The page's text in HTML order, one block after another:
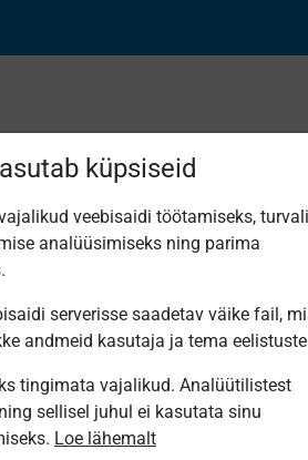
Avita
Русский
язык для 6
Avita
Русский
язык для 6
küpsiseid
veebisaidi töötamiseks,
analüüsimiseks ning parima
serverisse saadetav väike fail,
andmeid kasutaja ja tema
tingimata vajalikud. Analüütilistest
sellisel juhul ei kasutata sinu
Loe lähemalt